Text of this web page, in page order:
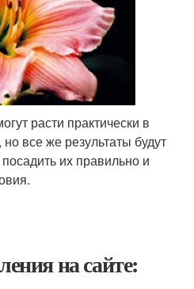
расти практически в
все же результаты будут
их правильно и
на сайте: